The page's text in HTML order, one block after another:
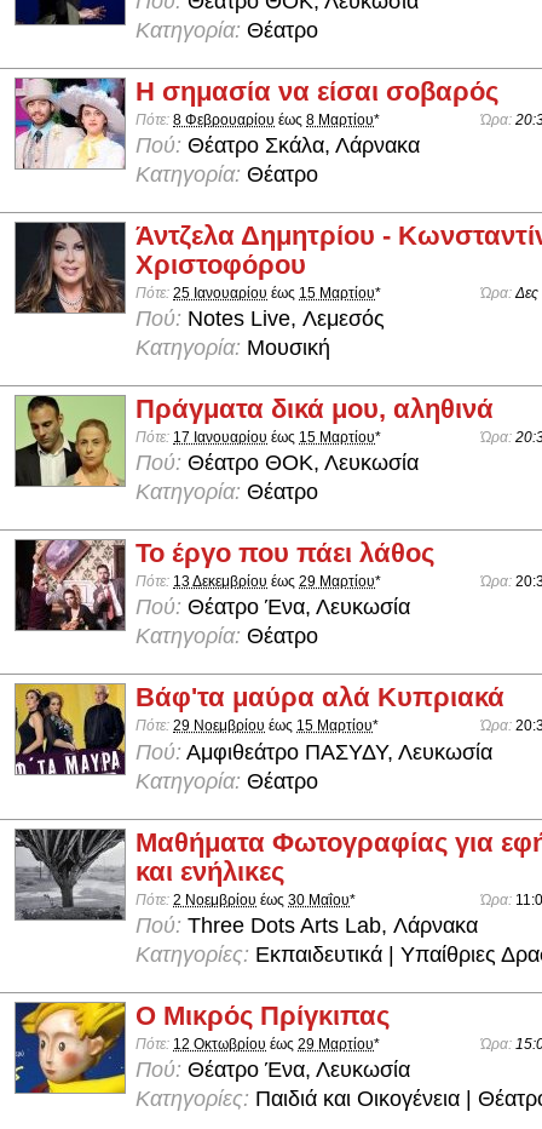
Κατηγορία: Θέατρο
Η σημασία να είσαι σοβαρός
Πότε: 8 Φεβρουαρίου έως 8 Μαρτίου* Ώρα:
Πού: Θέατρο Σκάλα, Λάρνακα
Κατηγορία: Θέατρο
Άντζελα Δημητρίου -
Χριστοφόρου
Πότε: 25 Ιανουαρίου έως 15 Μαρτίου* Ώρα:Δες
Πού: Notes Live, Λεμεσός
Κατηγορία: Μουσική
Πράγματα δικά μου, αληθινά
Πότε: 17 Ιανουαρίου έως 15 Μαρτίου* Ώρα:
Πού: Θέατρο ΘΟΚ, Λευκωσία
Κατηγορία: Θέατρο
Το έργο που πάει λάθος
Πότε: 13 Δεκεμβρίου έως 29 Μαρτίου* Ώρα:
Πού: Θέατρο Ένα, Λευκωσία
Κατηγορία: Θέατρο
Βάφ'τα μαύρα αλά Κυπριακά
Πότε: 29 Νοεμβρίου έως 15 Μαρτίου* Ώρα:
Πού: Αμφιθεάτρο ΠΑΣΥΔΥ, Λευκωσία
Κατηγορία: Θέατρο
Μαθήματα Φωτογραφίας για
και ενήλικες
Πότε: 2 Νοεμβρίου έως 30 Μαΐου* Ώρα:
Πού: Three Dots Arts Lab, Λάρνακα
Κατηγορίες: Εκπαιδευτικά | Υπαίθριες
Ο Μικρός Πρίγκιπας
Πότε: 12 Οκτωβρίου έως 29 Μαρτίου* Ώρα:
Πού: Θέατρο Ένα, Λευκωσία
Κατηγορίες: Παιδιά και Οικογένεια |